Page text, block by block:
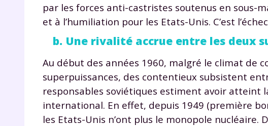
par les forces anti-castristes soutenus en sous-
et à l’humiliation pour les Etats-Unis. C’est
b. Une rivalité accrue entre les deux
Au début des années 1960, malgré le climat de
superpuissances, des contentieux subsistent
responsables soviétiques estiment avoir atteint
international. En effet, depuis 1949 (première
les Etats-Unis n’ont plus le monopole nucléaire.